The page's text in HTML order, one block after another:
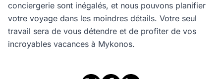
conciergerie sont inégalés, et nous pouvons planifier
votre voyage dans les moindres détails. Votre seul
travail sera de vous détendre et de profiter de vos
incroyables vacances à Mykonos.